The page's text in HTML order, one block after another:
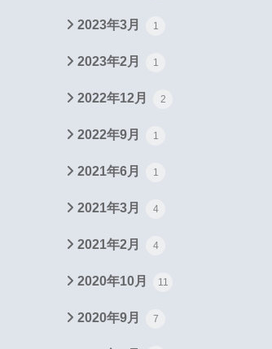
2023年3月 1
2023年2月 1
2022年12月 2
2022年9月 1
2021年6月 1
2021年3月 4
2021年2月 4
2020年10月 11
2020年9月 7